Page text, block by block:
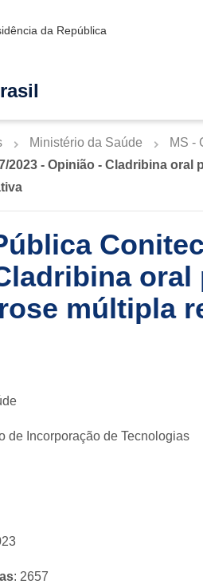
da República
Ministério da Saúde
MS -
2023 - Opinião - Cladribina
múltipla
de Incorporação de Tecnologias
: 2657